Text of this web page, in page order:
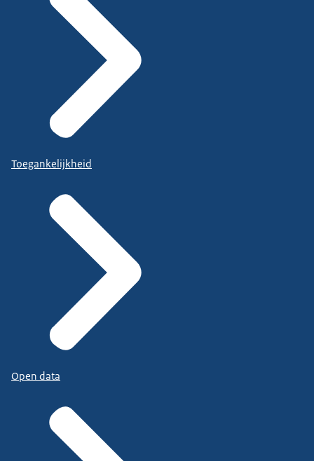
Toegankelijkheid
Open data